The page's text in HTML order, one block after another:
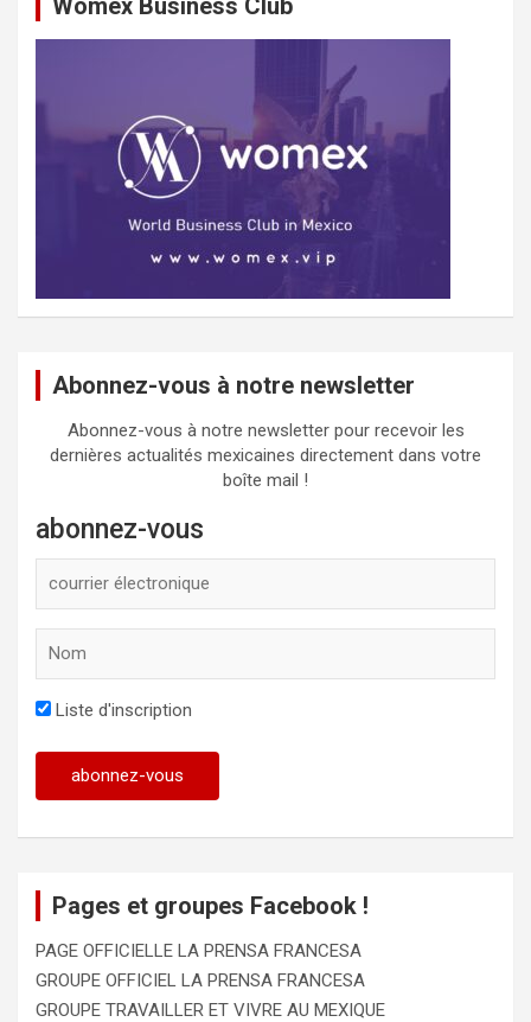
Womex Business Club
Abonnez-vous à notre newsletter
Abonnez-vous à notre newsletter pour recevoir les
dernières actualités mexicaines directement dans votre
boîte mail !
abonnez-vous
Liste d'inscription
Pages et groupes Facebook !
PAGE OFFICIELLE LA PRENSA FRANCESA
GROUPE OFFICIEL LA PRENSA FRANCESA
GROUPE TRAVAILLER ET VIVRE AU MEXIQUE